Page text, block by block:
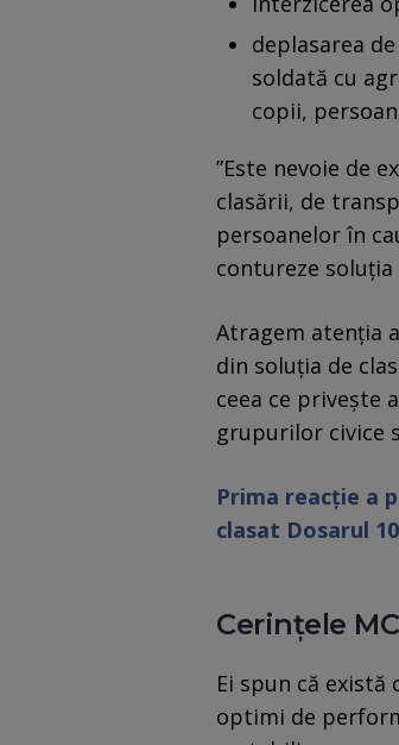
deplasarea
soldată cu
copii,
”Este nevoie de
clasării, de
persoanelor în
contureze
Atragem atenţia
din soluţia de
ceea ce priveşte
grupurilor civice
Prima reacție a
clasat Dosarul
Cerințele
Ei spun că
optimi de